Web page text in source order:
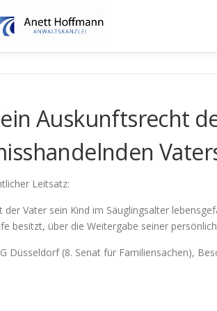
Auskunftsrecht
Leitsatz:
der Vater sein Kind im Säuglingsalter
besitzt, über die Weitergabe seiner
Düsseldorf (8. Senat für Familiensachen),